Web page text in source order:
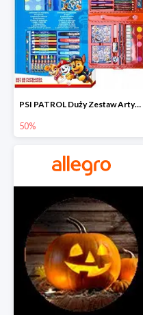
PSI PATROL Duży Zestaw Artystyczny 52 elementy na piąty komplet -50%
50%